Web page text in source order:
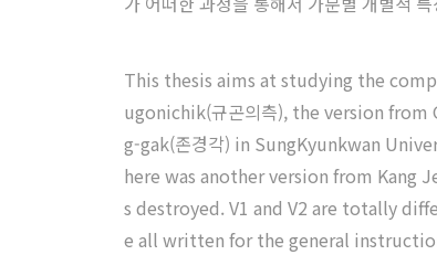
This thesis aims at studying the
ugonichik(규곤의측), the version
g-gak(존경각) in SungKyunkwan
here was another version from Kang
s destroyed. V1 and V2 are totally
e all written for the general